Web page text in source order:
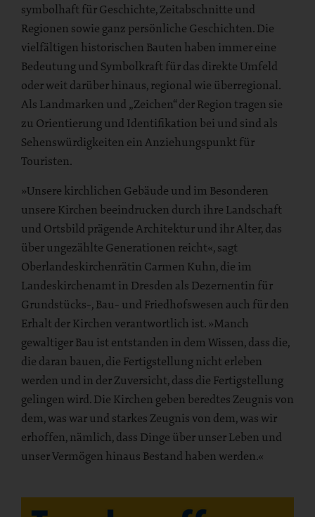
symbolhaft für Geschichte, Zeitabschnitte und
Regionen sowie ganz persönliche Geschichten. Die
vielfältigen historischen Bauten haben immer eine
Bedeutung und Symbolkraft für das direkte Umfeld
oder weit darüber hinaus, regional wie überregional.
Als Landmarken und „Zeichen“ der Region tragen sie
zu Orientierung und Identifikation bei und sind als
Sehenswürdigkeiten ein Anziehungspunkt für
Touristen.
»Unsere kirchlichen Gebäude und im Besonderen
unsere Kirchen beeindrucken durch ihre Landschaft
und Ortsbild prägende Architektur und ihr Alter, das
über ungezählte Generationen reicht«, sagt
Oberlandeskirchenrätin Carmen Kuhn, die im
Landeskirchenamt in Dresden als Dezernentin für
Grundstücks-, Bau- und Friedhofswesen auch für den
Erhalt der Kirchen verantwortlich ist. »Manch
gewaltiger Bau ist entstanden in dem Wissen, dass die,
die daran bauen, die Fertigstellung nicht erleben
werden und in der Zuversicht, dass die Fertigstellung
gelingen wird. Die Kirchen geben beredtes Zeugnis von
dem, was war und starkes Zeugnis von dem, was wir
erhoffen, nämlich, dass Dinge über unser Leben und
unser Vermögen hinaus Bestand haben werden.«